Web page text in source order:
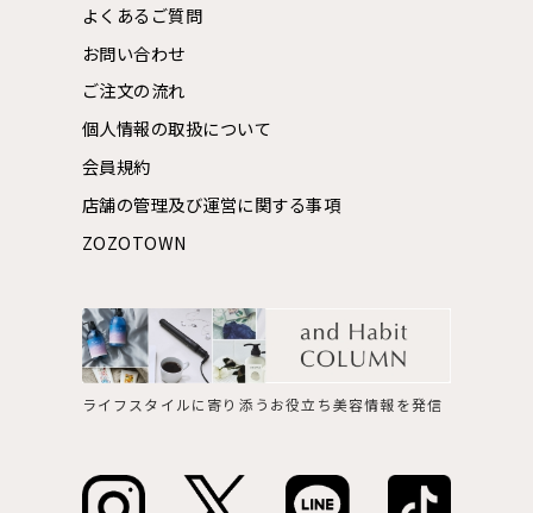
よくあるご質問
お問い合わせ
ご注文の流れ
個人情報の取扱について
会員規約
店舗の管理及び運営に関する事項
ZOZOTOWN
ライフスタイルに寄り添うお役立ち美容情報を発信